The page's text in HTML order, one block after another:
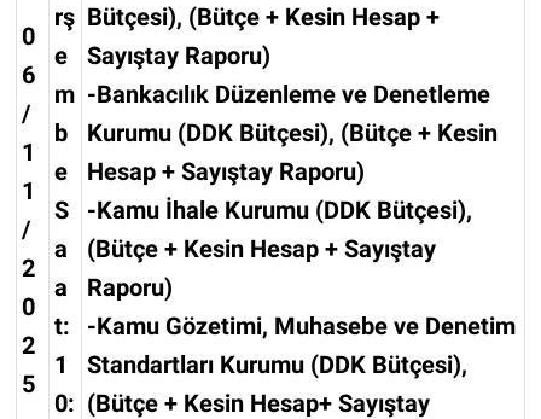
0
6
/
1
1
/
2
0
2
5
rş
e
m
b
e
S
a
a
t:
1
0:
Bütçesi), (Bütçe + Kesin Hesap +
Sayıştay Raporu)
-Bankacılık Düzenleme ve Denetleme
Kurumu (DDK Bütçesi), (Bütçe + Kesin
Hesap + Sayıştay Raporu)
-Kamu İhale Kurumu (DDK Bütçesi),
(Bütçe + Kesin Hesap + Sayıştay
Raporu)
-Kamu Gözetimi, Muhasebe ve Denetim
Standartları Kurumu (DDK Bütçesi),
(Bütçe + Kesin Hesap+ Sayıştay